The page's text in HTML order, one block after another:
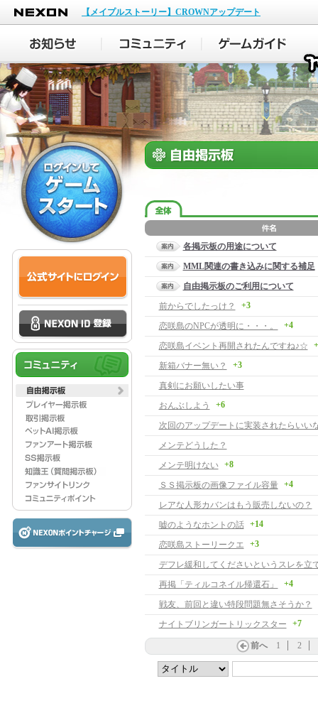
NEXON
【メイプルストーリー】CROWNアップデート
各掲示板の用途について
MML関連の書き込みに関する補足
自由掲示板のご利用について
前からでしたっけ？
+3
恋咲島のNPCが透明に・・・。 +4
恋咲島イベント再開されたんですね♪☆
新箱バナー無い？ +3
真剣にお願いしたい事
おんぶしよう
+6
次回のアップデートに実装されたらいい
メンテどうした？
メンテ明けない
+8
ＳＳ掲示板の画像ファイル容量 +4
レアな人形カバンはもう販売しないの？
嘘のようなホントの話 +14
恋咲島ストーリークエ +3
デフレ緩和してくださいというスレを立
再掲「ティルコネイル帰還石」
+4
戦友、前回と違い特段問題無さそうか？
ナイトブリンガートリックスター
+7
前へ 1 2